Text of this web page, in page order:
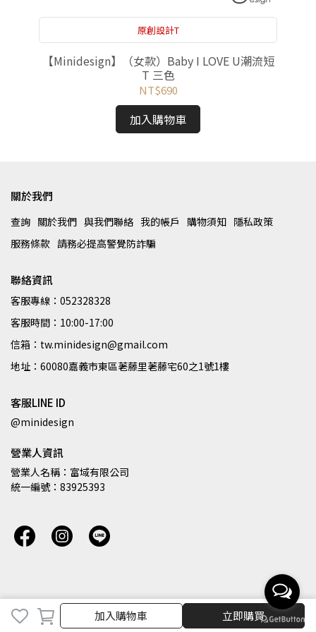
取消 完成
加入購物車 立即購買
原創設計T
【Minidesign】（女款）Baby I LOVE U潮流短
T 三色
NT$690
加入購物車
關於我們
查詢 關於我們 與我們聯絡 我的帳戶 購物須知 隱私政策
服務條款 請務必提高警覺防詐騙
聯絡資訊
客服專線：052328328
客服時間：10:00-17:00
信箱：tw.minidesign@gmail.com
地址：60080嘉義市東區荖藤里荖藤宅60之1號1樓
客服LINE ID
@minidesign
營業人資訊
營業人名稱：富域有限公司
統一編號：83925393